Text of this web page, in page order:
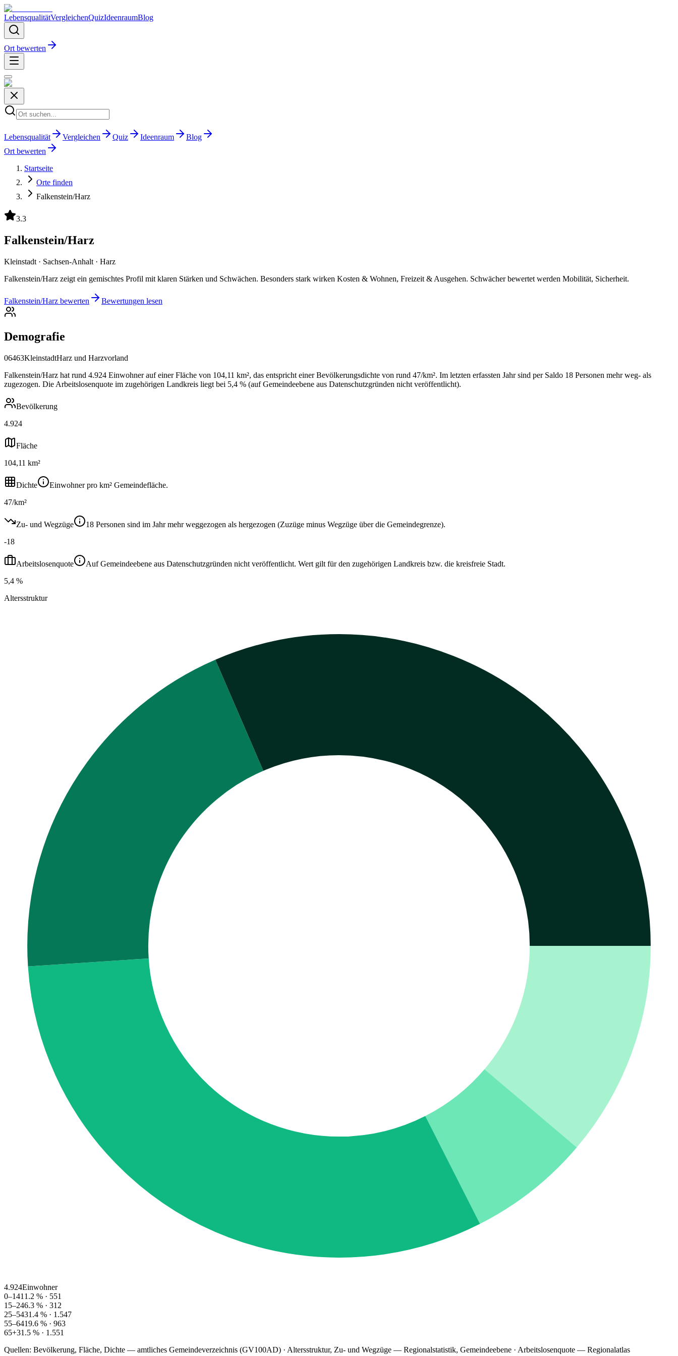
LebensqualitätVergleichenQuizIdeenraumBlog
Ort bewerten
Lebensqualität Vergleichen Quiz Ideenraum
Blog
Ort bewerten
Startseite
Orte finden
Falkenstein/Harz
3.3
Falkenstein/Harz
Kleinstadt · Sachsen-Anhalt · Harz
Falkenstein/Harz zeigt ein gemischtes Profil mit klaren Stärken und Schwächen. Besonders stark wirken Kosten & Wohnen, Freizeit & Ausgehen. Schwächer bewertet werden Mobilität, Sicherheit.
Falkenstein/Harz bewerten Bewertungen lesen
Demografie
06463KleinstadtHarz und Harzvorland
Falkenstein/Harz hat rund 4.924 Einwohner auf einer Fläche von 104,11 km², das entspricht einer Bevölkerungsdichte von rund 47/km². Im letzten erfassten Jahr sind per Saldo 18 Personen mehr weg- als
zugezogen. Die Arbeitslosenquote im zugehörigen Landkreis liegt bei 5,4 % (auf Gemeindeebene aus Datenschutzgründen nicht veröffentlicht).
Bevölkerung
4.924
Fläche
104,11 km²
Dichte
Einwohner pro km² Gemeindefläche.
47/km²
Zu- und Wegzüge
18 Personen sind im Jahr mehr weggezogen als hergezogen (Zuzüge minus Wegzüge über die Gemeindegrenze).
-18
Arbeitslosenquote
Auf Gemeindeebene aus Datenschutzgründen nicht veröffentlicht. Wert gilt für den zugehörigen Landkreis bzw. die kreisfreie Stadt.
5,4 %
Altersstruktur
4.924Einwohner
0–1411.2 % · 551
15–246.3 % · 312
25–5431.4 % · 1.547
55–6419.6 % · 963
65+31.5 % · 1.551
Quellen: Bevölkerung, Fläche, Dichte — amtliches Gemeindeverzeichnis (GV100AD) · Altersstruktur, Zu- und Wegzüge — Regionalstatistik, Gemeindeebene · Arbeitslosenquote — Regionalatlas